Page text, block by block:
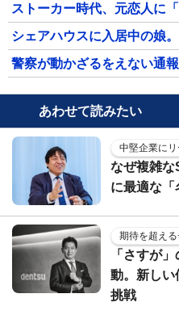
ストーカー時代、元恋人に
シェアハウスに入居中の娘
警察が動かざるをえない通
あわせて読みたい
中堅企業に
なぜ複雑な
に最適な
期待を超え
「さすが
動。新しい
挑戦